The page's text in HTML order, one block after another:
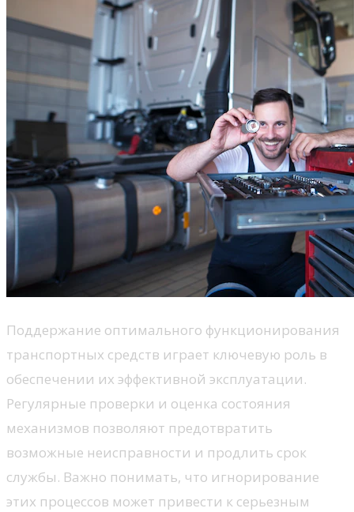
Поддержание оптимального функционирования
транспортных средств играет ключевую роль в
обеспечении их эффективной эксплуатации.
Регулярные проверки и оценка состояния
механизмов позволяют предотвратить
возможные неисправности и продлить срок
службы. Важно понимать, что игнорирование
этих процессов может привести к серьезным